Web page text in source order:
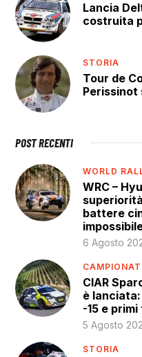
Lancia
costruita
STORIA
Tour de
Perissinot
POST RECENTI
WORLD
WRC –
battere
6 Agosto
CIAR
è
-15 e
5 Agosto
STORIA